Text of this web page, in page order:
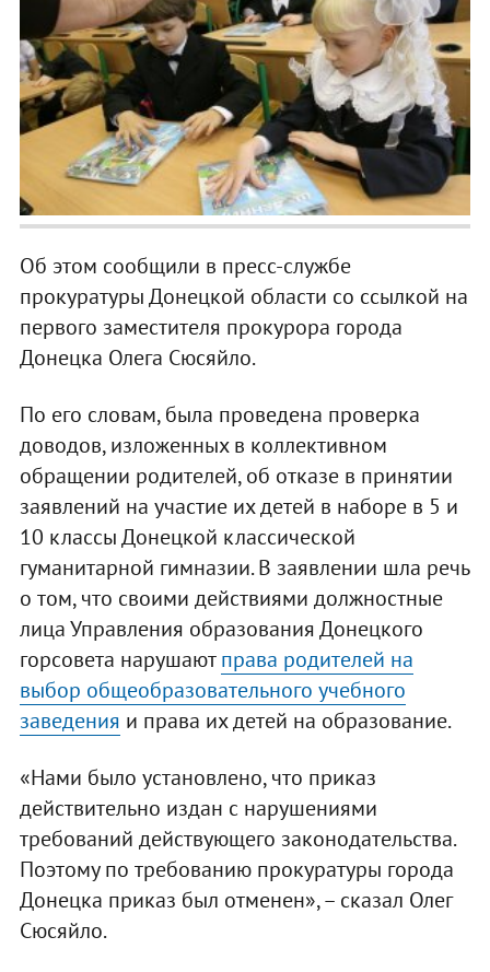
Об этом сообщили в пресс-службе
прокуратуры Донецкой области со ссылкой на
первого заместителя прокурора города
Донецка Олега Сюсяйло.
По его словам, была проведена проверка
доводов, изложенных в коллективном
обращении родителей, об отказе в принятии
заявлений на участие их детей в наборе в 5 и
10 классы Донецкой классической
гуманитарной гимназии. В заявлении шла речь
о том, что своими действиями должностные
лица Управления образования Донецкого
горсовета нарушаютправа родителей на
выбор общеобразовательного учебного
заведения и права их детей на образование.
«Нами было установлено, что приказ
действительно издан с нарушениями
требований действующего законодательства.
Поэтому по требованию прокуратуры города
Донецка приказ был отменен», – сказал Олег
Сюсяйло.